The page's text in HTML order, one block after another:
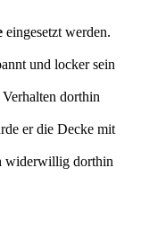
eingesetzt werden.
und locker sein
dorthin
er die Decke mit
widerwillig dorthin